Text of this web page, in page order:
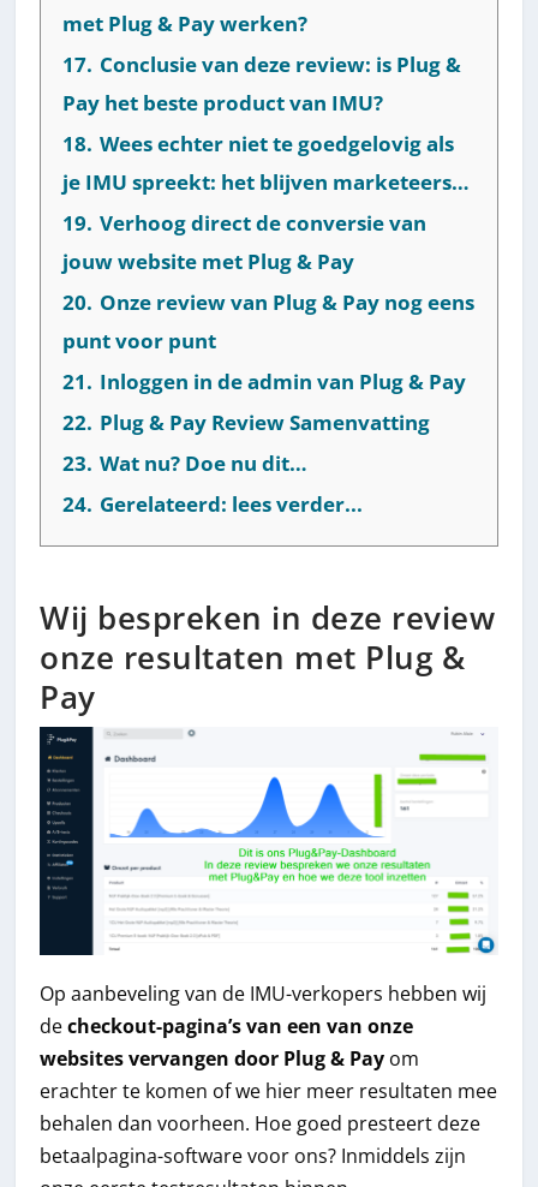
met Plug & Pay werken?
17. Conclusie van deze review: is Plug &
Pay het beste product van IMU?
18. Wees echter niet te goedgelovig als
je IMU spreekt: het blijven marketeers…
19. Verhoog direct de conversie van
jouw website met Plug & Pay
20. Onze review van Plug & Pay nog eens
punt voor punt
21. Inloggen in de admin van Plug & Pay
22. Plug & Pay Review Samenvatting
23. Wat nu? Doe nu dit…
24. Gerelateerd: lees verder...
Wij bespreken in deze review
onze resultaten met Plug &
Pay
Op aanbeveling van de IMU-verkopers hebben wij
decheckout-pagina’s van een van onze
websites vervangen door Plug & Pay om
erachter te komen of we hier meer resultaten mee
behalen dan voorheen. Hoe goed presteert deze
betaalpagina-software voor ons? Inmiddels zijn